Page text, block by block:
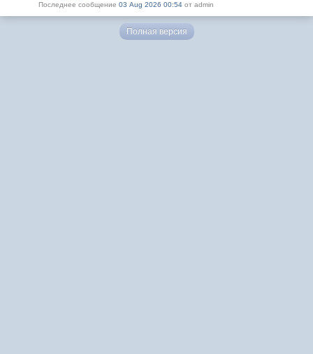
Последнее сообщение 03 Aug 2026 00:54 от admin
Полная версия